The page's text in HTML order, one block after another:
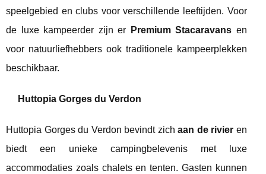
speelgebied en clubs voor verschillende leeftijden. Voor
de luxe kampeerder zijn er
Premium Stacaravans en
voor natuurliefhebbers ook traditionele kampeerplekken
beschikbaar.
Huttopia Gorges du Verdon
Huttopia Gorges du Verdon bevindt zichaan de rivier en
biedt een unieke campingbelevenis met luxe
accommodaties zoals chalets en tenten. Gasten kunnen